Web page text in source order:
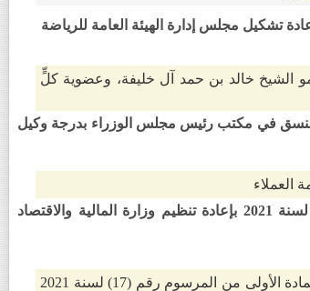
الشيخ خالد بن حمد آل خليفة، وعضوية كلٍّ
أحمد الخاجة منسق في مكتب رئيس مجلس الوزراء بدرجة وكيل
مرسوم رقم (13) لسنة 2025 بتعديل المرسوم رقم (17) لسنة 2021 بإعادة تنظيم وزارة المالية والاقتصاد
يُضاف بند جديد برقم (5) إلى الفقرة (د) من (خامسًا) من المادة الأولى من المرسوم رقم (17) لسنة 2021